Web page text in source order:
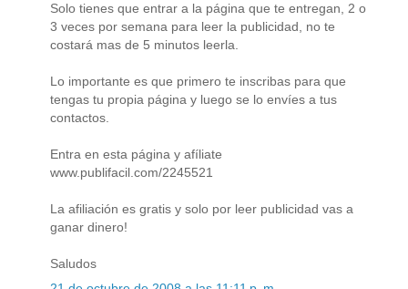
Solo tienes que entrar a la página que te entregan, 2 o
3 veces por semana para leer la publicidad, no te
costará mas de 5 minutos leerla.
Lo importante es que primero te inscribas para que
tengas tu propia página y luego se lo envíes a tus
contactos.
Entra en esta página y afíliate
www.publifacil.com/2245521
La afiliación es gratis y solo por leer publicidad vas a
ganar dinero!
Saludos